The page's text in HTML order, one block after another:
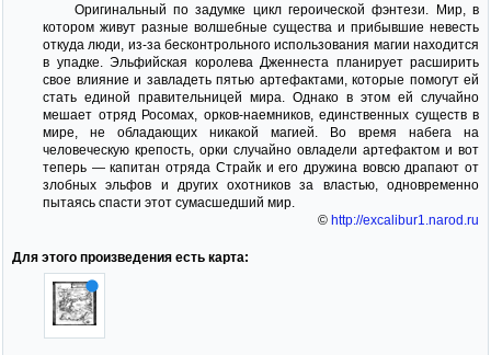
Оригинальный по задумке цикл героической фэнтези. Мир, в
котором живут разные волшебные существа и прибывшие невесть
откуда люди, из-за бесконтрольного использования магии находится
в упадке. Эльфийская королева Дженнеста планирует расширить
свое влияние и завладеть пятью артефактами, которые помогут ей
стать единой правительницей мира. Однако в этом ей случайно
мешает отряд Росомах, орков-наемников, единственных существ в
мире, не обладающих никакой магией. Во время набега на
человеческую крепость, орки случайно овладели артефактом и вот
теперь — капитан отряда Страйк и его дружина вовсю драпают от
злобных эльфов и других охотников за властью, одновременно
пытаясь спасти этот сумасшедший мир.
© http://excalibur1.narod.ru
Для этого произведения есть карта: